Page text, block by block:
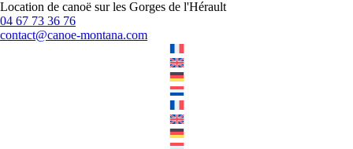
Location de canoë sur les Gorges de l'Hérault
04 67 73 36 76
contact@canoe-montana.com